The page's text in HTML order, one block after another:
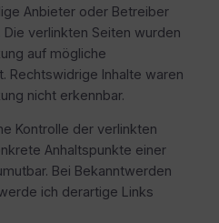
Anbieter oder Betreiber
verlinkten Seiten wurden
auf mögliche
Rechtswidrige Inhalte waren
nicht erkennbar.
Kontrolle der verlinkten
Anhaltspunkte einer
Bei Bekanntwerden
ich derartige Links